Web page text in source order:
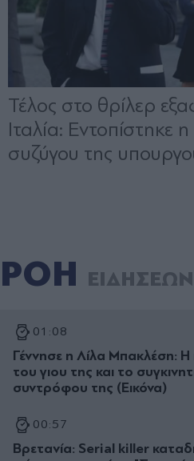
ΡΟΗ ΕΙΔΗΣΕΩΝ
01:08
Γέννησε η Λίλα Μπακλέση:
του γιου της και το
συντρόφου της (Εικόνα)
00:57
Βρετανία: Serial killer